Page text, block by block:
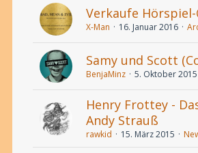
Verkaufe Hörspiel-
X-Man 16. Januar 2016
Samy und Scott
BenjaMinz 5. Oktober 2015
Henry Frottey -
Andy Strauß
rawkid 15. März 2015